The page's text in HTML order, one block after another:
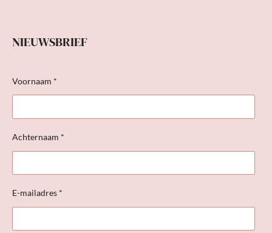
NIEUWSBRIEF
Voornaam *
Achternaam *
E-mailadres *